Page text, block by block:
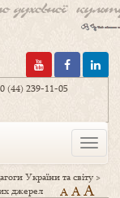
(44) 239-11-05
Toggle
України та світу>
джерел A AA